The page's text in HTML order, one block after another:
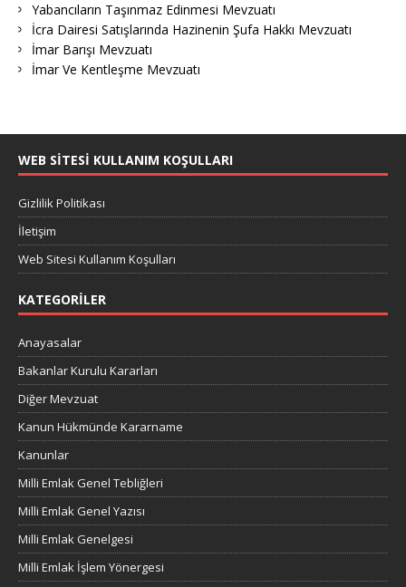
Yabancıların Taşınmaz Edinmesi Mevzuatı
İcra Dairesi Satışlarında Hazinenin Şufa Hakkı Mevzuatı
İmar Barışı Mevzuatı
İmar Ve Kentleşme Mevzuatı
WEB SITESI KULLANIM KOŞULLARI
Gizlilik Politikası
İletişim
Web Sitesi Kullanım Koşulları
KATEGORILER
Anayasalar
Bakanlar Kurulu Kararları
Diğer Mevzuat
Kanun Hükmünde Kararname
Kanunlar
Milli Emlak Genel Tebliğleri
Milli Emlak Genel Yazısı
Milli Emlak Genelgesi
Milli Emlak İşlem Yönergesi